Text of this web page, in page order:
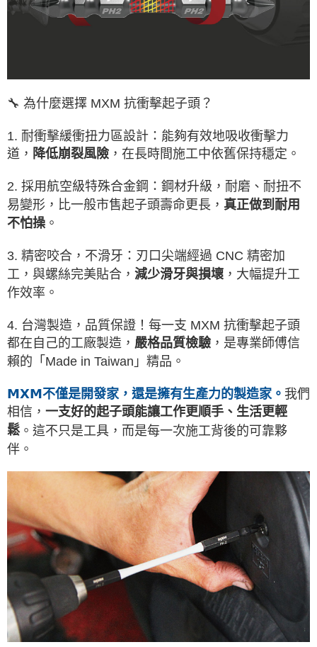
🔧 為什麼選擇 MXM 抗衝擊起子頭？
1. 耐衝擊緩衝扭力區設計：能夠有效地吸收衝擊力
道， 降低崩裂風險 ，在長時間施工中依舊保持穩定。
2. 採用航空級特殊合金鋼：鋼材升級，耐磨、耐扭不
易變形，比一般市售起子頭壽命更長， 真正做到耐用
不怕操 。
3. 精密咬合，不滑牙：刃口 尖端經過 CNC 精密加
工，與螺絲完美貼合， 減少滑牙與損壞 ，大幅提升工
作效率。
4. 台灣製造，品質保證！ 每一支 MXM 抗衝擊起子頭
都在自己的工廠製造， 嚴格品質檢驗 ，是專業師傅信
賴的「Made in Taiwan」精品。
𝗠𝗫𝗠不僅是開發家，還是擁有生產力的製造家。 我們
相信， 一支好的起子頭能讓工作更順手、生活更輕
鬆。 這不只是工具，而是每一次施工背後的可靠夥
伴。